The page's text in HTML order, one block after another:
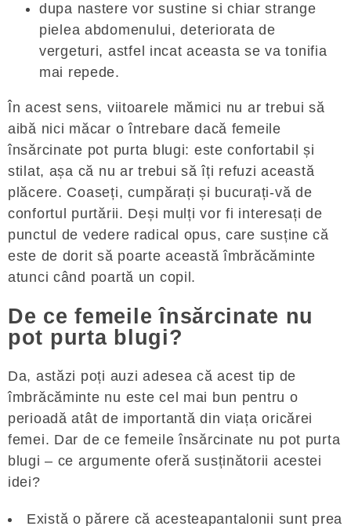
dupa nastere vor sustine si chiar strange
pielea abdomenului, deteriorata de
vergeturi, astfel incat aceasta se va tonifia
mai repede.
În acest sens, viitoarele mămici nu ar trebui să
aibă nici măcar o întrebare dacă femeile
însărcinate pot purta blugi: este confortabil și
stilat, așa că nu ar trebui să îți refuzi această
plăcere. Coaseți, cumpărați și bucurați-vă de
confortul purtării. Deși mulți vor fi interesați de
punctul de vedere radical opus, care susține că
este de dorit să poarte această îmbrăcăminte
atunci când poartă un copil.
De ce femeile însărcinate nu
pot purta blugi?
Da, astăzi poți auzi adesea că acest tip de
îmbrăcăminte nu este cel mai bun pentru o
perioadă atât de importantă din viața oricărei
femei. Dar de ce femeile însărcinate nu pot purta
blugi – ce argumente oferă susținătorii acestei
idei?
Există o părere că acesteapantalonii sunt prea